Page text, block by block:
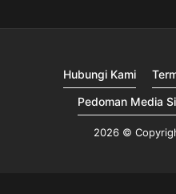
Hubungi Kami
Pedoman Media
2026 ©